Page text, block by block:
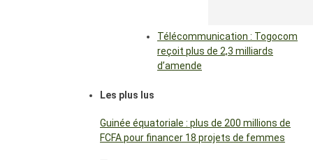
Télécommunication : Togocom
reçoit plus de 2,3 milliards
d’amende
Les plus lus
Guinée équatoriale : plus de 200 millions de
FCFA pour financer 18 projets de femmes